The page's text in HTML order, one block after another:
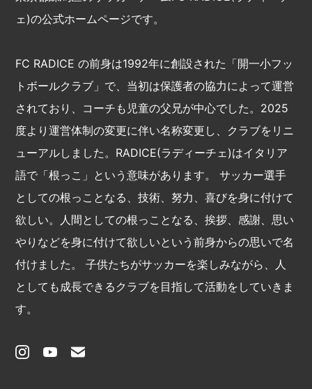
ェ)の公式ホームページです。
FC RADICE の前身は1992年に創設された「開一小フッ
トボールクラブ」で、当初は保護者の協力によって運営
されており、コーチも児童の父兄が中心でした。2025
度より運営体制の変更に伴い名称変更し、クラブをリニ
ューアルしました。RADICE(ラディーチェ)はイタリア
語で「根っこ」という意味があります。 サッカー選手
としての根っことなる、技術、努力、喜びを身に付けて
欲しい。人間としての根っことなる、挨拶、感謝、思い
やりなどを身に付けて欲しいという前身からの思いで名
付けました。 子供たちがサッカーを楽しみながら、人
としても成⾧できるクラブを目指して活動をしていきま
す。